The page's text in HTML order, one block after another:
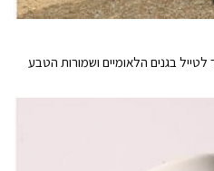
בגנים הלאומיים ושמורות הטבע